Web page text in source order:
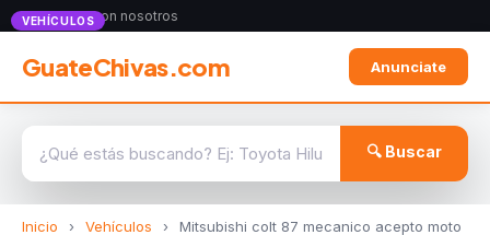
Anunciate con nosotros
GuateChivas.com Anunciate
🔍 Buscar
Inicio › Vehículos ›
Mitsubishi colt 87 mecanico acepto moto
VEHÍCULOS